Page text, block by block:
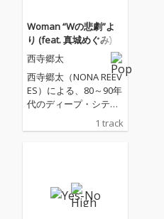
Woman “Wの悲劇”よ
り (feat. 真城めぐみ)
西寺郷太
西寺郷太（NONA REEV
ES）による、80～90年
代のディープ・シティ
ポップ＝歌謡曲／ニュ
ー・ミュージックに向
2/18（水）発売アルバ
ムからの先行シングル
1 track